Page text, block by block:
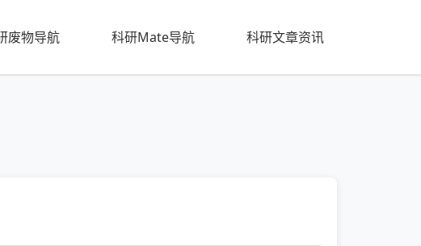
废物导航 科研Mate导航 科研文章资讯